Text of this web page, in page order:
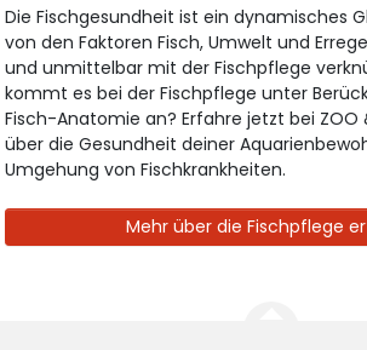
Die Fischgesundheit ist ein dynamisches
von den Faktoren Fisch, Umwelt und
und unmittelbar mit der Fischpflege
kommt es bei der Fischpflege unter
Fisch-Anatomie an? Erfahre jetzt bei
über die Gesundheit deiner
Umgehung von Fischkrankheiten.
Mehr über die Fischpflege